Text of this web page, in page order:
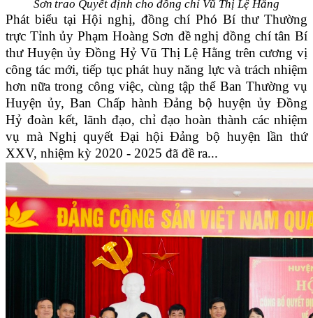
Sơn trao Quyết định cho đồng chí Vũ Thị Lệ Hằng
Phát biểu tại Hội nghị, đồng chí Phó Bí thư Thường
trực Tỉnh ủy Phạm Hoàng Sơn đề nghị đồng chí tân Bí
thư Huyện ủy Đồng Hỷ Vũ Thị Lệ Hằng trên cương vị
công tác mới, tiếp tục phát huy năng lực và trách nhiệm
hơn nữa trong công việc, cùng tập thể Ban Thường vụ
Huyện ủy, Ban Chấp hành Đảng bộ huyện ủy Đồng
Hỷ đoàn kết, lãnh đạo, chỉ đạo hoàn thành các nhiệm
vụ mà Nghị quyết Đại hội Đảng bộ huyện lần thứ
XXV, nhiệm kỳ 2020 - 2025 đã đề ra...